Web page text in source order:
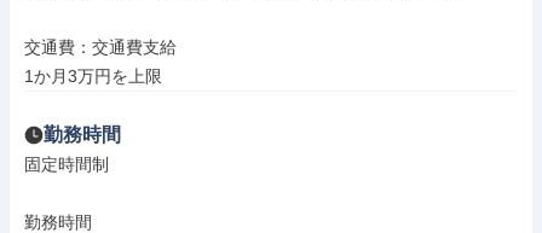
交通費：交通費支給
1か月3万円を上限
勤務時間
固定時間制
勤務時間